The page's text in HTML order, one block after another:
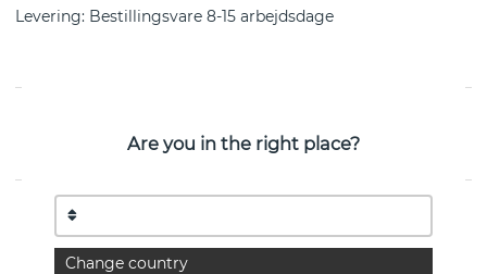
Levering: Bestillingsvare 8-15 arbejdsdage
FUSION SMALL Ørering FULL PAVÉ 0.33 CT i 18k
Hvidguld fra danske Georg Jensen
EGENSKABER
Diameter:
Are you in the right place?
Change country